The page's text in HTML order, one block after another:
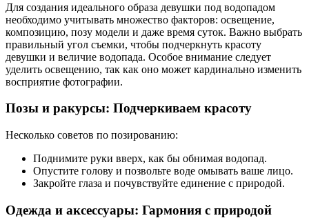
Для создания идеального образа девушки под водопадом
необходимо учитывать множество факторов: освещение,
композицию, позу модели и даже время суток. Важно выбрать
правильный угол съемки, чтобы подчеркнуть красоту
девушки и величие водопада. Особое внимание следует
уделить освещению, так как оно может кардинально изменить
восприятие фотографии.
Позы и ракурсы: Подчеркиваем красоту
Несколько советов по позированию:
Поднимите руки вверх, как бы обнимая водопад.
Опустите голову и позвольте воде омывать ваше лицо.
Закройте глаза и почувствуйте единение с природой.
Одежда и аксессуары: Гармония с природой